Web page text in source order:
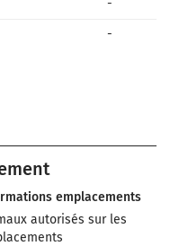
-
-
emplacements
autorisés sur les